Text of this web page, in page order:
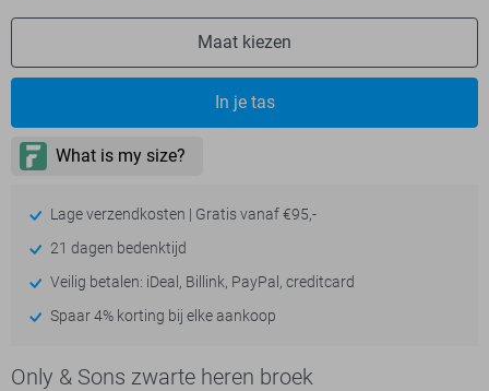
Maat kiezen
In je tas
Lage verzendkosten | Gratis vanaf €95,-
21 dagen bedenktijd
Veilig betalen: iDeal, Billink, PayPal, creditcard
Spaar 4% korting bij elke aankoop
Only & Sons zwarte heren broek